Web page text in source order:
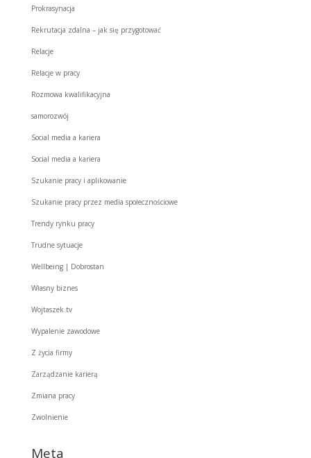
Prokrasynacja
Rekrutacja zdalna – jak się przygotować
Relacje
Relacje w pracy
Rozmowa kwalifikacyjna
samorozwój
Social media a kariera
Social media a kariera
Szukanie pracy i aplikowanie
Szukanie pracy przez media społecznościowe
Trendy rynku pracy
Trudne sytuacje
Wellbeing | Dobrostan
Własny biznes
Wojtaszek.tv
Wypalenie zawodowe
Z życia firmy
Zarządzanie karierą
Zmiana pracy
Zwolnienie
Meta